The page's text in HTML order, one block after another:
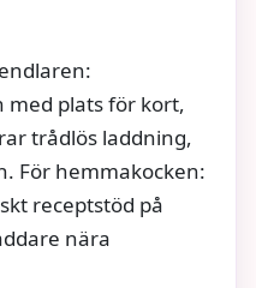
plats för kort,
trådlös laddning,
För hemmakocken:
receptstöd på
nära